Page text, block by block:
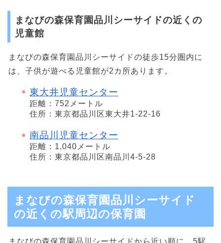
まなびの森保育園品川シーサイドの近くの
児童館
まなびの森保育園品川シーサイドの徒歩15分圏内に
は、子供が遊べる児童館が2カ所あります。
東大井児童センター
距離：752メートル
住所：東京都品川区東大井1-22-16
南品川児童センター
距離：1,040メートル
住所：東京都品川区南品川4-5-28
まなびの森保育園品川シーサイド
の近くの駅周辺の保育園
まなびの森保育園品川シーサイドから近い順に、5駅